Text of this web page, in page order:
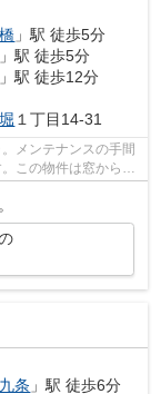
」駅 徒歩5分
」駅 徒歩5分
」駅 徒歩12分
１丁目14-31
メンテナンスの手間
この物件は窓からの
九条 」駅 徒歩6分